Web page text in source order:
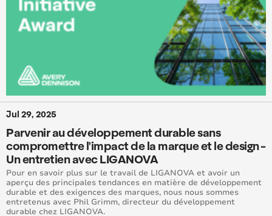
Jul 29, 2025
Parvenir au développement durable sans
compromettre l'impact de la marque et le design -
Un entretien avec LIGANOVA
Pour en savoir plus sur le travail de LIGANOVA et avoir un
aperçu des principales tendances en matière de développement
durable et des exigences des marques, nous nous sommes
entretenus avec Phil Grimm, directeur du développement
durable chez LIGANOVA.